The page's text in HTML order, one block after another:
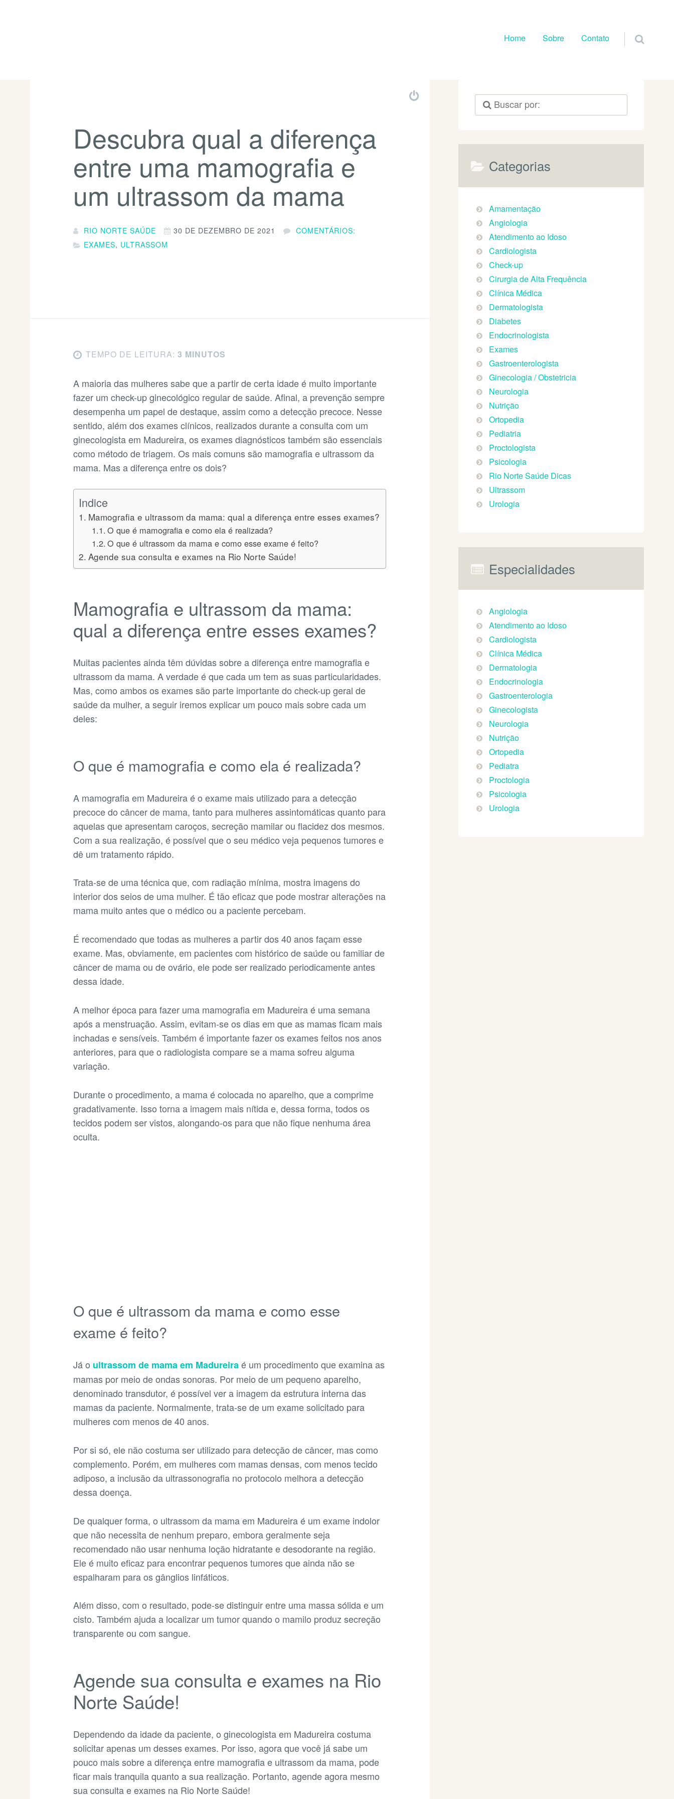
Pular para o conteúdo
Home Sobre Contato
Descubra qual a diferença
entre uma mamografia e
um ultrassom da mama
RIO NORTE SAÚDE 30 DE DEZEMBRO DE 2021
COMENTÁRIOS:
EXAMES, ULTRASSOM
TEMPO DE LEITURA: 3 MINUTOS
A maioria das mulheres sabe que a partir de certa idade é muito importante
fazer um check-up ginecológico regular de saúde. Afinal, a prevenção sempre
desempenha um papel de destaque, assim como a detecção precoce. Nesse
sentido, além dos exames clínicos, realizados durante a consulta com um
ginecologista em Madureira, os exames diagnósticos também são essenciais
como método de triagem. Os mais comuns são mamografia e ultrassom da
mama. Mas a diferença entre os dois?
Indice
Mamografia e ultrassom da mama: qual a diferença entre esses exames?
O que é mamografia e como ela é realizada?
O que é ultrassom da mama e como esse exame é feito?
Agende sua consulta e exames na Rio Norte Saúde!
Mamografia e ultrassom da mama:
qual a diferença entre esses exames?
Muitas pacientes ainda têm dúvidas sobre a diferença entre mamografia e
ultrassom da mama. A verdade é que cada um tem as suas particularidades.
Mas, como ambos os exames são parte importante do check-up geral de
saúde da mulher, a seguir iremos explicar um pouco mais sobre cada um
deles:
O que é mamografia e como ela é realizada?
A mamografia em Madureira é o exame mais utilizado para a detecção
precoce do câncer de mama, tanto para mulheres assintomáticas quanto para
aquelas que apresentam caroços, secreção mamilar ou flacidez dos mesmos.
Com a sua realização, é possível que o seu médico veja pequenos tumores e
dê um tratamento rápido.
Trata-se de uma técnica que, com radiação mínima, mostra imagens do
interior dos seios de uma mulher. É tão eficaz que pode mostrar alterações na
mama muito antes que o médico ou a paciente percebam.
É recomendado que todas as mulheres a partir dos 40 anos façam esse
exame. Mas, obviamente, em pacientes com histórico de saúde ou familiar de
câncer de mama ou de ovário, ele pode ser realizado periodicamente antes
dessa idade.
A melhor época para fazer uma mamografia em Madureira é uma semana
após a menstruação. Assim, evitam-se os dias em que as mamas ficam mais
inchadas e sensíveis. Também é importante fazer os exames feitos nos anos
anteriores, para que o radiologista compare se a mama sofreu alguma
variação.
Durante o procedimento, a mama é colocada no aparelho, que a comprime
gradativamente. Isso torna a imagem mais nítida e, dessa forma, todos os
tecidos podem ser vistos, alongando-os para que não fique nenhuma área
oculta.
O que é ultrassom da mama e como esse
exame é feito?
Já o ultrassom de mama em Madureiraé um procedimento que examina as
mamas por meio de ondas sonoras. Por meio de um pequeno aparelho,
denominado transdutor, é possível ver a imagem da estrutura interna das
mamas da paciente. Normalmente, trata-se de um exame solicitado para
mulheres com menos de 40 anos.
Por si só, ele não costuma ser utilizado para detecção de câncer, mas como
complemento. Porém, em mulheres com mamas densas, com menos tecido
adiposo, a inclusão da ultrassonografia no protocolo melhora a detecção
dessa doença.
De qualquer forma, o ultrassom da mama em Madureira é um exame indolor
que não necessita de nenhum preparo, embora geralmente seja
recomendado não usar nenhuma loção hidratante e desodorante na região.
Ele é muito eficaz para encontrar pequenos tumores que ainda não se
espalharam para os gânglios linfáticos.
Além disso, com o resultado, pode-se distinguir entre uma massa sólida e um
cisto. Também ajuda a localizar um tumor quando o mamilo produz secreção
transparente ou com sangue.
Agende sua consulta e exames na Rio
Norte Saúde!
Dependendo da idade da paciente, o ginecologista em Madureira costuma
solicitar apenas um desses exames. Por isso, agora que você já sabe um
pouco mais sobre a diferença entre mamografia e ultrassom da mama, pode
ficar mais tranquila quanto a sua realização. Portanto, agende agora mesmo
sua consulta e exames na Rio Norte Saúde!
Categorias
Amamentação
Angiologia
Atendimento ao Idoso
Cardiologista
Check-up
Cirurgia de Alta Frequência
Clínica Médica
Dermatologista
Diabetes
Endocrinologista
Exames
Gastroenterologista
Ginecologia / Obstetricia
Neurologia
Nutrição
Ortopedia
Pediatria
Proctologista
Psicologia
Rio Norte Saúde Dicas
Ultrassom
Urologia
Especialidades
Angiologia
Atendimento ao Idoso
Cardiologista
Clínica Médica
Dermatologia
Endocrinologia
Gastroenterologia
Ginecologista
Neurologia
Nutrição
Ortopedia
Pediatra
Proctologia
Psicologia
Urologia